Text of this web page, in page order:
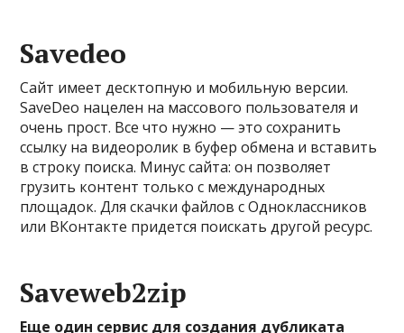
Savedeo
Сайт имеет десктопную и мобильную версии.
SaveDeo нацелен на массового пользователя и
очень прост. Все что нужно — это сохранить
ссылку на видеоролик в буфер обмена и вставить
в строку поиска. Минус сайта: он позволяет
грузить контент только с международных
площадок. Для скачки файлов с Одноклассников
или ВКонтакте придется поискать другой ресурс.
Saveweb2zip
Еще один сервис для создания дубликата